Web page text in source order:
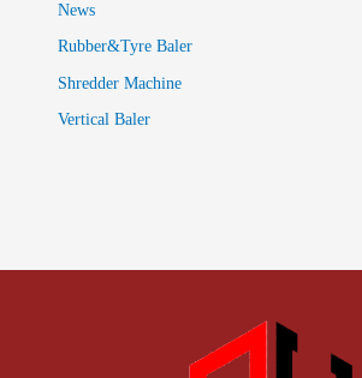
News
Rubber&Tyre Baler
Shredder Machine
Vertical Baler